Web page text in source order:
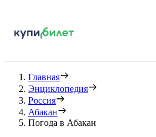
Главная
Энциклопедия
Россия
Абакан
Погода в Абакан